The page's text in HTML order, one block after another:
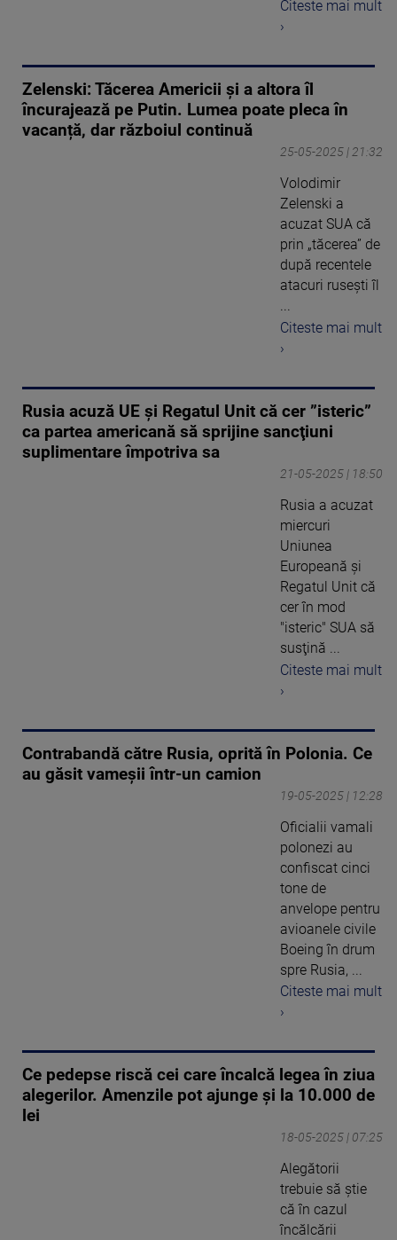
Citeste mai mult
›
Zelenski: Tăcerea Americii și a altora îl
încurajează pe Putin. Lumea poate pleca în
vacanță, dar războiul continuă
25-05-2025 | 21:32
Volodimir
Zelenski a
acuzat SUA că
prin „tăcerea” de
după recentele
atacuri rusești îl
...
Citeste mai mult
›
Rusia acuză UE şi Regatul Unit că cer ”isteric”
ca partea americană să sprijine sancţiuni
suplimentare împotriva sa
21-05-2025 | 18:50
Rusia a acuzat
miercuri
Uniunea
Europeană şi
Regatul Unit că
cer în mod
"isteric" SUA să
susţină ...
Citeste mai mult
›
Contrabandă către Rusia, oprită în Polonia. Ce
au găsit vameșii într-un camion
19-05-2025 | 12:28
Oficialii vamali
polonezi au
confiscat cinci
tone de
anvelope pentru
avioanele civile
Boeing în drum
spre Rusia, ...
Citeste mai mult
›
Ce pedepse riscă cei care încalcă legea în ziua
alegerilor. Amenzile pot ajunge și la 10.000 de
lei
18-05-2025 | 07:25
Alegătorii
trebuie să ştie
că în cazul
încălcării